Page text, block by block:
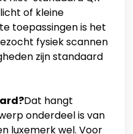
of kleine
toepassingen is het
fysiek scannen
zijn standaard
Dat hangt
onderdeel is van
luxemerk wel. Voor